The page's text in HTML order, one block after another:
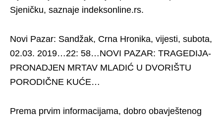
Sjeničku, saznaje indeksonline.rs.
Novi Pazar: Sandžak, Crna Hronika, vijesti, subota,
02.03. 2019…22: 58…NOVI PAZAR: TRAGEDIJA-
PRONADJEN MRTAV MLADIĆ U DVORIŠTU
PORODIČNE KUĆE…
Prema prvim informacijama, dobro obavještenog